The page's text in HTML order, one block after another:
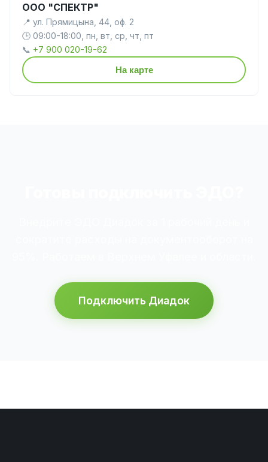
ООО "СПЕКТР"
📍 ул. Прямицына, 44, оф. 2
🕒 09:00-18:00, пн, вт, ср, чт, пт
📞 +7 900 020-19-62
На карте
Подключить Диадок